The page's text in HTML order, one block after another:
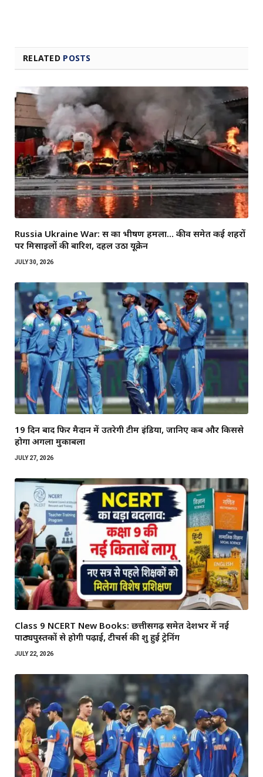
RELATED POSTS
Russia Ukraine War: रूस का भीषण हमला… कीव समेत कई शहरों
पर मिसाइलों की बारिश, दहल उठा यूक्रेन
JULY 30, 2026
19 दिन बाद फिर मैदान में उतरेगी टीम इंडिया, जानिए कब और किससे
होगा अगला मुकाबला
JULY 27, 2026
Class 9 NCERT New Books: छत्तीसगढ़ समेत देशभर में नई
पाठ्यपुस्तकों से होगी पढ़ाई, टीचर्स की शुरू हुई ट्रेनिंग
JULY 22, 2026